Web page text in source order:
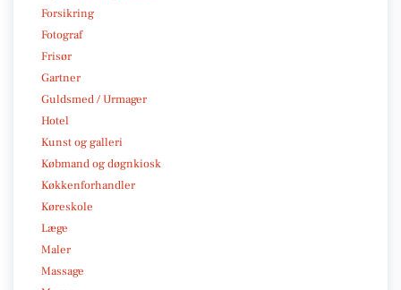
Forsikring
Fotograf
Frisør
Gartner
Guldsmed / Urmager
Hotel
Kunst og galleri
Købmand og døgnkiosk
Køkkenforhandler
Køreskole
Læge
Maler
Massage